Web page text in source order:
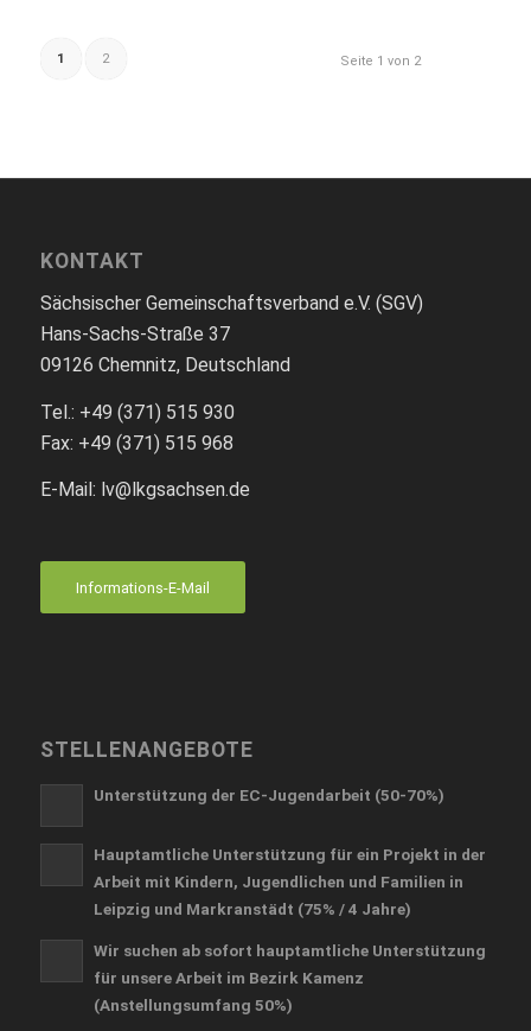
Seite 1 von 2
1 2
KONTAKT
Sächsischer Gemeinschaftsverband e.V. (SGV)
Hans-Sachs-Straße 37
09126 Chemnitz, Deutschland
Tel.: +49 (371) 515 930
Fax: +49 (371) 515 968
E-Mail: lv@lkgsachsen.de
Informations-E-Mail
STELLENANGEBOTE
Unterstützung der EC-Jugendarbeit (50-70%)
Hauptamtliche Unterstützung für ein Projekt in der
Arbeit mit Kindern, Jugendlichen und Familien in
Leipzig und Markranstädt (75% / 4 Jahre)
Wir suchen ab sofort hauptamtliche Unterstützung
für unsere Arbeit im Bezirk Kamenz
(Anstellungsumfang 50%)